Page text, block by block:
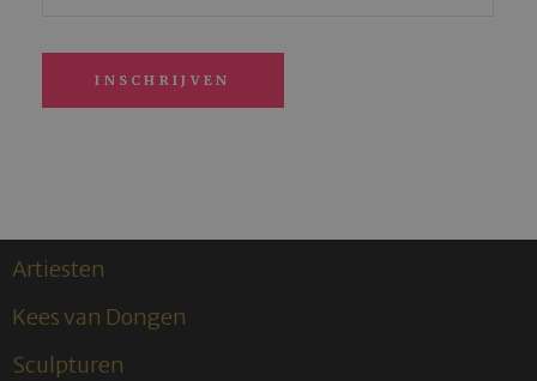
Artiesten
Kees van Dongen
Sculpturen